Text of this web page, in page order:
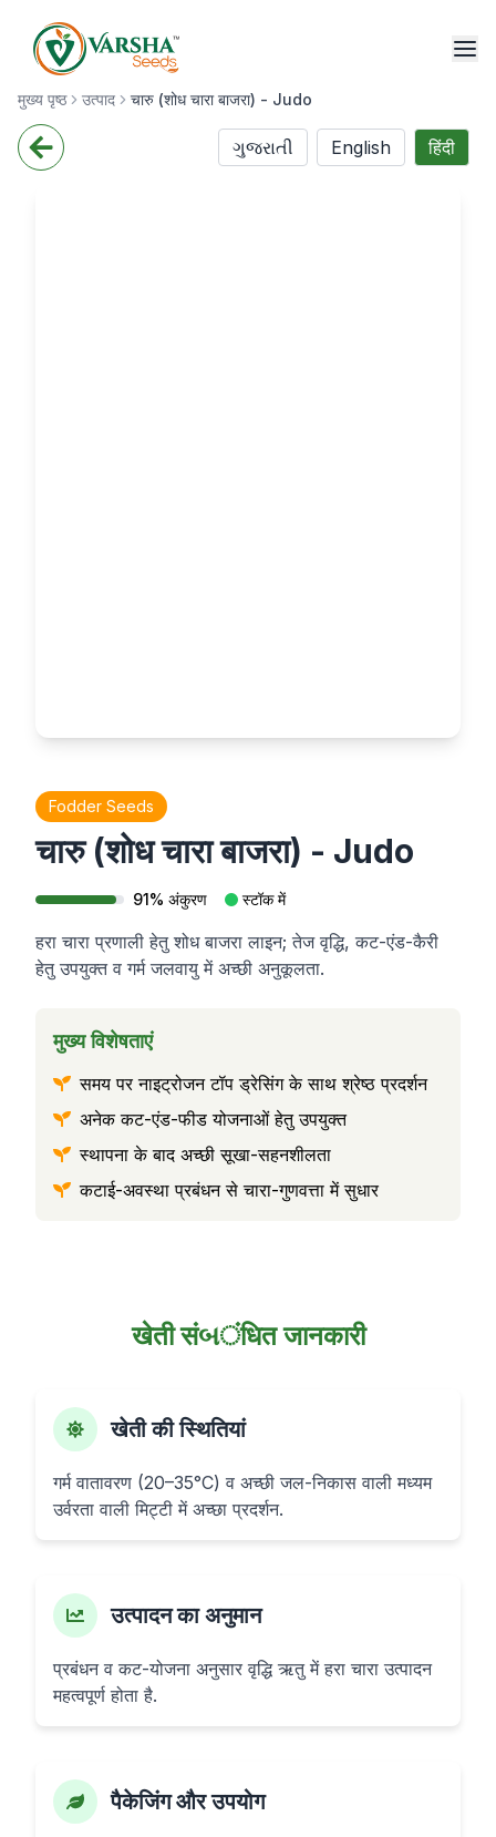
मुख्य पृष्ठ उत्पाद चारु (शोध चारा बाजरा) - Judo
ગુજરાતી English हिंदी
Fodder Seeds
चारु (शोध चारा बाजरा) - Judo
91% अंकुरण स्टॉक में
हरा चारा प्रणाली हेतु शोध बाजरा लाइन; तेज वृद्धि, कट-एंड-कैरी
हेतु उपयुक्त व गर्म जलवायु में अच्छी अनुकूलता.
मुख्य विशेषताएं
समय पर नाइट्रोजन टॉप ड्रेसिंग के साथ श्रेष्ठ प्रदर्शन
अनेक कट-एंड-फीड योजनाओं हेतु उपयुक्त
स्थापना के बाद अच्छी सूखा-सहनशीलता
कटाई-अवस्था प्रबंधन से चारा-गुणवत्ता में सुधार
खेती संબंधित जानकारी
खेती की स्थितियां
गर्म वातावरण (20–35°C) व अच्छी जल-निकास वाली मध्यम
उर्वरता वाली मिट्टी में अच्छा प्रदर्शन.
उत्पादन का अनुमान
प्रबंधन व कट-योजना अनुसार वृद्धि ऋतु में हरा चारा उत्पादन
महत्वपूर्ण होता है.
पैकेजिंग और उपयोग